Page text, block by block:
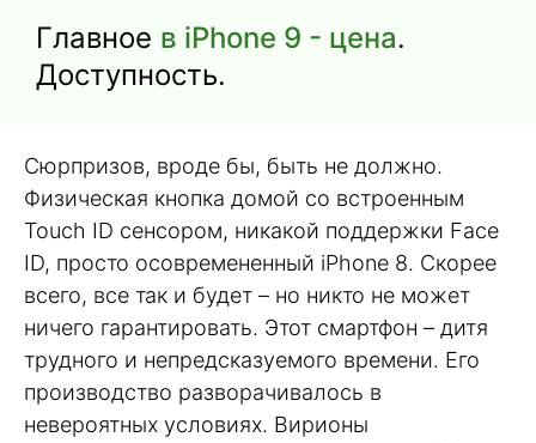
Главное в iPhone 9 - цена.
Доступность.
Сюрпризов, вроде бы, быть не должно.
Физическая кнопка домой со встроенным
Touch ID сенсором, никакой поддержки Face
ID, просто осовремененный iPhone 8. Скорее
всего, все так и будет – но никто не может
ничего гарантировать. Этот смартфон – дитя
трудного и непредсказуемого времени. Его
производство разворачивалось в
невероятных условиях. Вирионы